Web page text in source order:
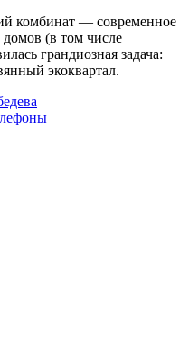
комбинат — современное
(в том числе
грандиозная задача:
экоквартал.